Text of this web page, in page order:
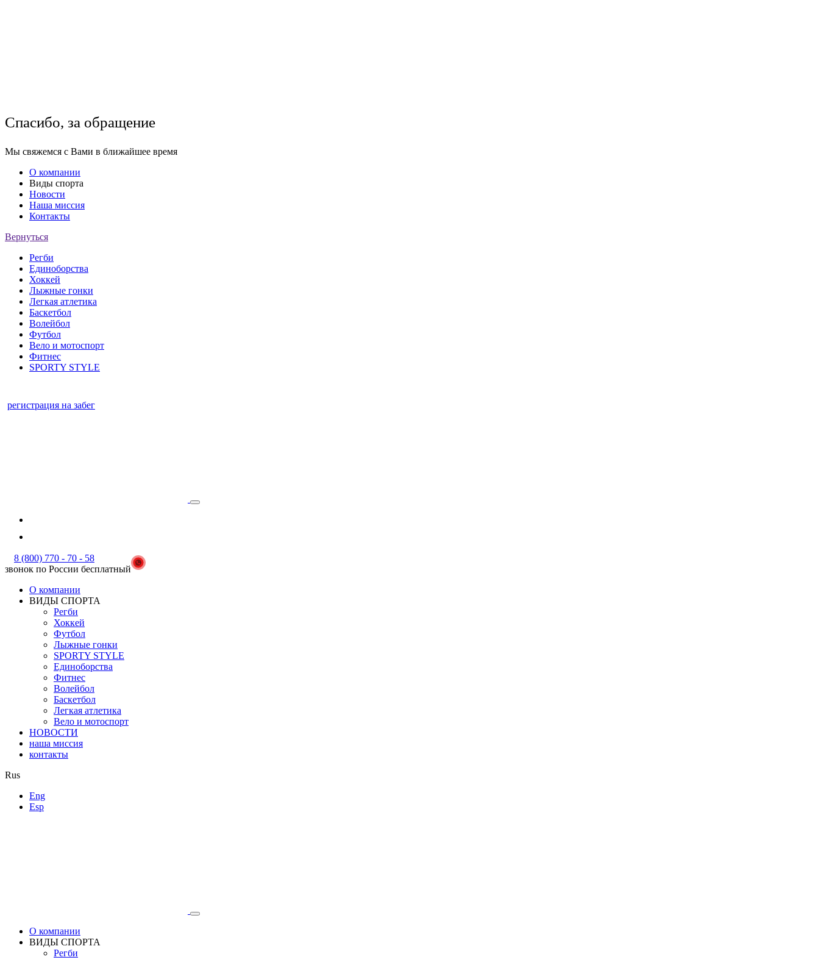
Спасибо, за обращение
Мы свяжемся с Вами в ближайшее время
О компании
Виды спорта
Новости
Наша миссия
Контакты
Вернуться
Регби
Единоборства
Хоккей
Лыжные гонки
Легкая атлетика
Баскетбол
Волейбол
Футбол
Вело и мотоспорт
Фитнес
SPORTY STYLE
регистрация на забег
8 (800) 770 - 70 - 58
звонок по России бесплатный
О компании
ВИДЫ СПОРТА
Регби
Хоккей
Футбол
Лыжные гонки
SPORTY STYLE
Единоборства
Фитнес
Волейбол
Баскетбол
Легкая атлетика
Вело и мотоспорт
НОВОСТИ
наша миссия
контакты
Rus
Eng
Esp
О компании
ВИДЫ СПОРТА
Регби